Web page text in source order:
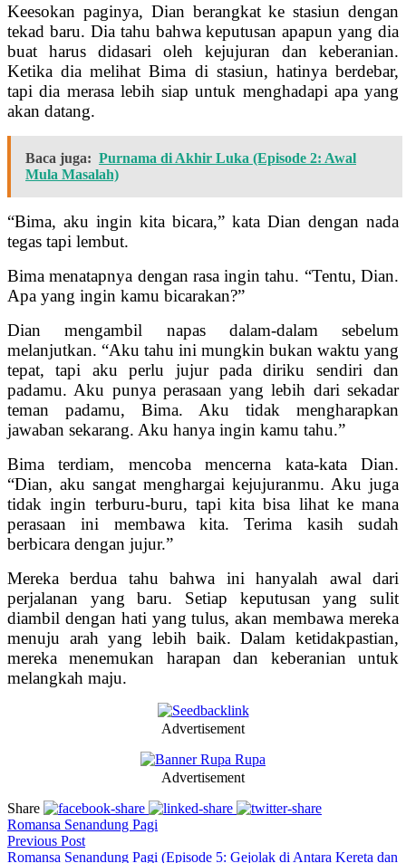
Keesokan paginya, Dian berangkat ke stasiun dengan
tekad baru. Dia tahu bahwa keputusan apapun yang dia
buat harus didasari oleh kejujuran dan keberanian.
Ketika dia melihat Bima di stasiun, hatinya berdebar,
tapi dia merasa lebih siap untuk menghadapi apa yang
akan datang.
Baca juga: Purnama di Akhir Luka (Episode 2: Awal
Mula Masalah)
“Bima, aku ingin kita bicara,” kata Dian dengan nada
tegas tapi lembut.
Bima menatapnya dengan rasa ingin tahu. “Tentu, Dian.
Apa yang ingin kamu bicarakan?”
Dian mengambil napas dalam-dalam sebelum
melanjutkan. “Aku tahu ini mungkin bukan waktu yang
tepat, tapi aku perlu jujur pada diriku sendiri dan
padamu. Aku punya perasaan yang lebih dari sekadar
teman padamu, Bima. Aku tidak mengharapkan
jawaban sekarang. Aku hanya ingin kamu tahu.”
Bima terdiam, mencoba mencerna kata-kata Dian.
“Dian, aku sangat menghargai kejujuranmu. Aku juga
tidak ingin terburu-buru, tapi kita bisa lihat ke mana
perasaan ini membawa kita. Terima kasih sudah
berbicara dengan jujur.”
Mereka berdua tahu bahwa ini hanyalah awal dari
perjalanan yang baru. Setiap keputusan yang sulit
diambil dengan hati yang tulus, akan membawa mereka
menuju arah yang lebih baik. Dalam ketidakpastian,
mereka menemukan harapan dan keberanian untuk
melangkah maju.
Advertisement
Advertisement
Share
Romansa Senandung Pagi
Previous Post
Romansa Senandung Pagi (Episode 5: Gejolak di Antara Kereta dan